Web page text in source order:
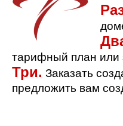
тарифный план или
Три. Заказать
предложить вам